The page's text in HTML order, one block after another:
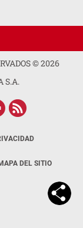
©2026
S.A.
DEL SITIO